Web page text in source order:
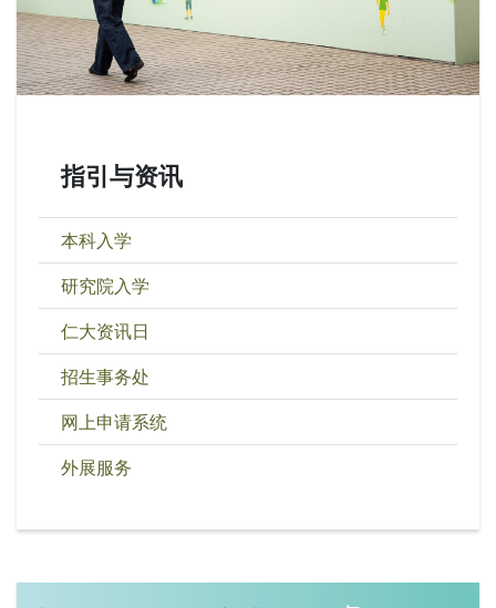
指引与资讯
本科入学
研究院入学
仁大资讯日
招生事务处
网上申请系统
外展服务